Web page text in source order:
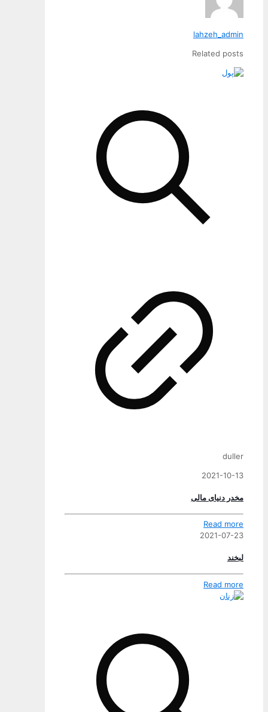
lahzeh_admin
Related posts
duller
2021-10-13
مخدر دنیای مالی
Read more
2021-07-23
لبخند
Read more